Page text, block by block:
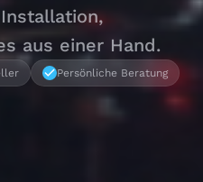
aus einer Hand.
Persönliche Beratung